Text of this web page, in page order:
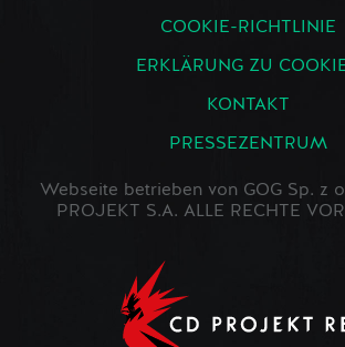
COOKIE-RICHTLINIE
ERKLÄRUNG ZU
KONTAKT
PRESSEZENTRUM
Webseite betrieben von GOG Sp. z
PROJEKT S.A. ALLE RECHTE